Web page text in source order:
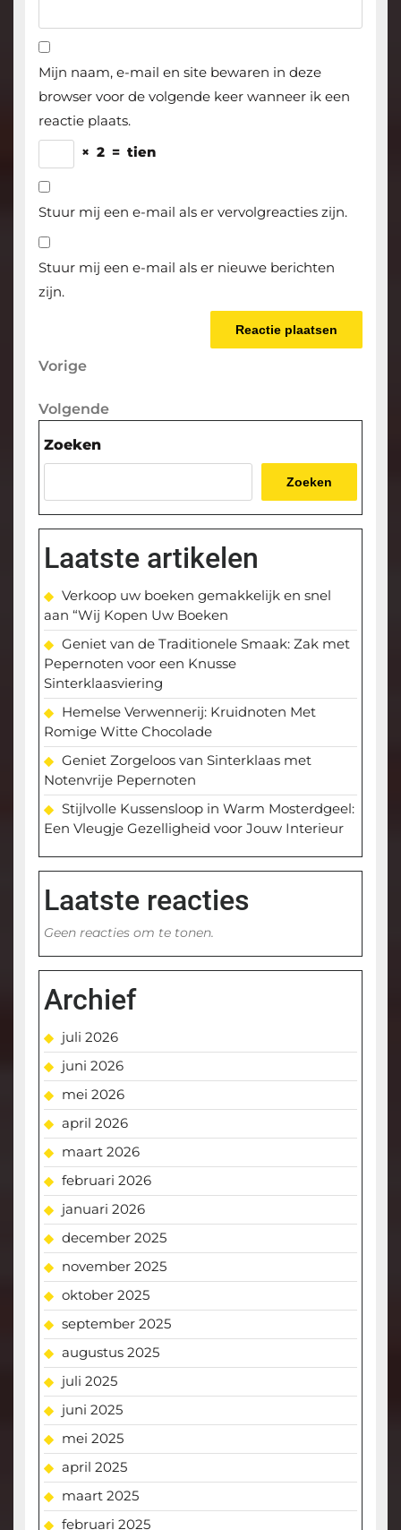
Mijn naam, e-mail en site bewaren in deze
browser voor de volgende keer wanneer ik een
reactie plaats.
× 2 = tien
Stuur mij een e-mail als er vervolgreacties zijn.
Stuur mij een e-mail als er nieuwe berichten
zijn.
Berichtnavigatie
Vorige
Vorige
Volgende
Volgende
Zoeken
Zoeken
Laatste artikelen
Verkoop uw boeken gemakkelijk en snel
aan “Wij Kopen Uw Boeken
Geniet van de Traditionele Smaak: Zak met
Pepernoten voor een Knusse
Sinterklaasviering
Hemelse Verwennerij: Kruidnoten Met
Romige Witte Chocolade
Geniet Zorgeloos van Sinterklaas met
Notenvrije Pepernoten
Stijlvolle Kussensloop in Warm Mosterdgeel:
Een Vleugje Gezelligheid voor Jouw Interieur
Laatste reacties
Geen reacties om te tonen.
Archief
juli 2026
juni 2026
mei 2026
april 2026
maart 2026
februari 2026
januari 2026
december 2025
november 2025
oktober 2025
september 2025
augustus 2025
juli 2025
juni 2025
mei 2025
april 2025
maart 2025
februari 2025